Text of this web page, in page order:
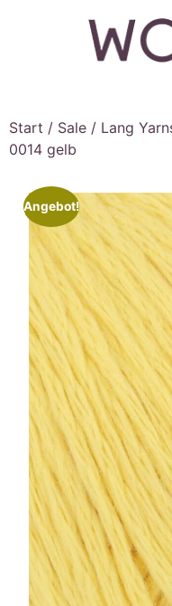
Start / Sale / Lang
0014 gelb
Angebot!